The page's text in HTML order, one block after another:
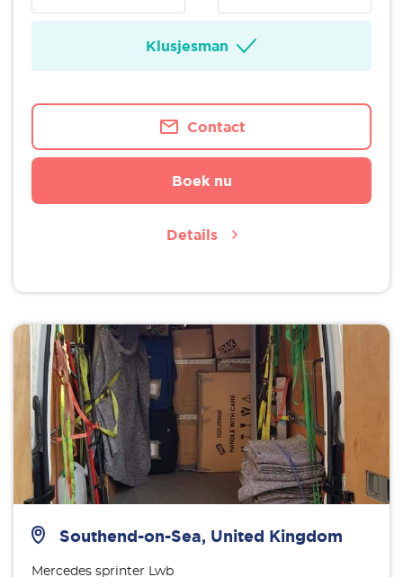
Klusjesman
Contact
Boek nu
Details
Southend-on-Sea, United Kingdom
Mercedes sprinter Lwb